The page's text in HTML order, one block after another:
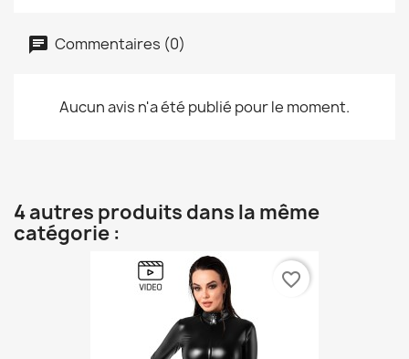
Commentaires (0)
Aucun avis n'a été publié pour le moment.
4 autres produits dans la même
catégorie :
favorite_border